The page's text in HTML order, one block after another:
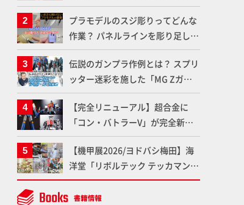
体のガメラを未来へつなぐ特別鼎
談「ガメラ永久保存化プロジェク
ト FINAL」
プラモデルのスジ彫りってどんな
作業？ パネルラインを彫り足して
作品を映えさせよう！【いまさら
聞けないプラモデルの基礎：スジ
彫りとパネルライン】
伝説のガンプラ作例とは？ スプリ
ッター迷彩を施した「MG Zガン
ダム アムロ・レイ仕様機」をMAX
渡辺がふたたび塗る!!【試し読
み】
【完全リニューアル】超合金に
「コン・バトラーV」が完全新規
造形で登場！気になる仕様を試作
品の撮り下ろしでご紹介!!さらに
「大鉄人17」＆「ワンエイト」セ
ット情報もお届け！【超合金の
魂】
【機甲展2026/ヨドバシ梅田】海
洋堂「リボルテック テッカマンエ
ビル」GSIクレオス「イングラ
ス・プラス」、